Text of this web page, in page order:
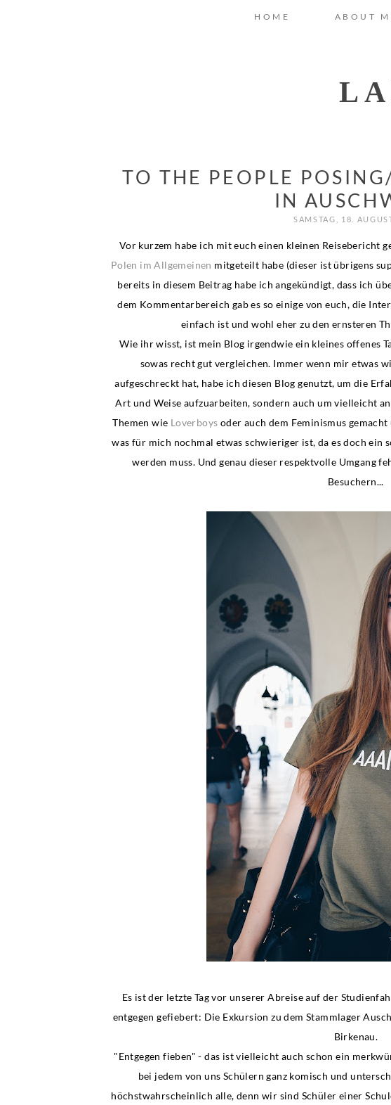
HOME ABOUT
TO THE PEOPLE
IN
SAMSTAG, 18.
Vor kurzem habe ich mit euch einen kleinen Reisebericht
Polen im Allgemeinen mitgeteilt habe (dieser ist übrigens
bereits in diesem Beitrag habe ich angekündigt, dass ich
dem Kommentarbereich gab es so einige von euch, die
einfach ist und wohl eher zu den ernsteren
Wie ihr wisst, ist mein Blog irgendwie ein kleines offenes
sowas recht gut vergleichen. Immer wenn mir etwas
aufgeschreckt hat, habe ich diesen Blog genutzt, um die
Art und Weise aufzuarbeiten, sondern auch um vielleicht
Themen wie Loverboys oder auch dem Feminismus
was für mich nochmal etwas schwieriger ist, da es doch ein
werden muss. Und genau dieser respektvolle Umgang
Besuchern...
Es ist der letzte Tag vor unserer Abreise auf der
entgegen gefiebert: Die Exkursion zu dem Stammlager
Birkenau.
"Entgegen fieben" - das ist vielleicht auch schon ein
bei jedem von uns Schülern ganz komisch und
höchstwahrscheinlich alle, denn wir sind Schüler einer